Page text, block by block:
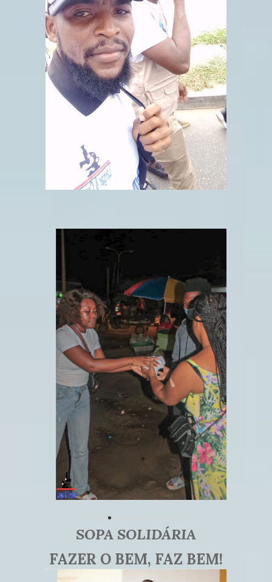
SOPA SOLIDÁRIA
FAZER O BEM, FAZ BEM!